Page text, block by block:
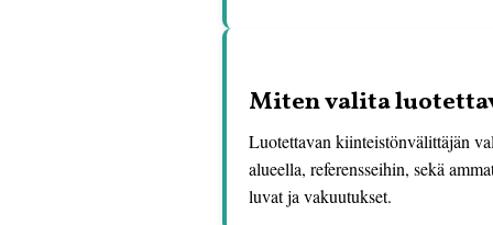
Miten valita
Luotettavan kiinteistönvälittäjän
alueella, referensseihin, sekä
luvat ja vakuutukset.